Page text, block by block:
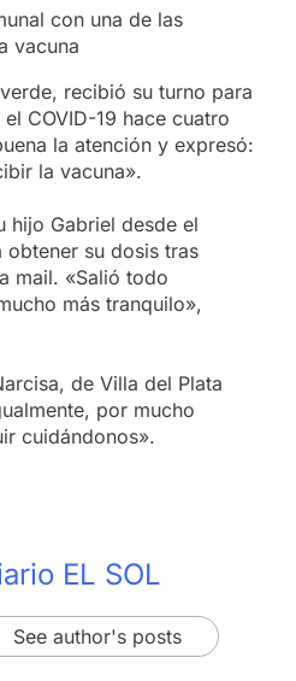
con una de las
vacuna
recibió su turno para
COVID-19 hace cuatro
la atención y expresó:
la vacuna».
hijo Gabriel desde el
su dosis tras
mail. «Salió todo
más tranquilo»,
de Villa del Plata
por mucho
cuidándonos».
EL SOL
See author's posts